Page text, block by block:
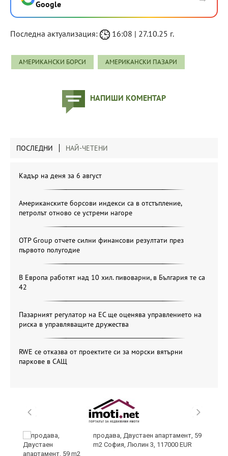
Google
Последна актуализация: 16:08 | 27.10.25 г.
АМЕРИКАНСКИ БОРСИ АМЕРИКАНСКИ ПАЗАРИ
НАПИШИ КОМЕНТАР
ПОСЛЕДНИ НАЙ-ЧЕТЕНИ
Кадър на деня за 6 август
Американските борсови индекси са в отстъпление,
петролът отново се устреми нагоре
OTP Group отчете силни финансови резултати през
първото полугодие
В Европа работят над 10 хил. пивоварни, в България те са
42
Пазарният регулатор на ЕС ще оценява управлението на
риска в управляващите дружества
RWE се отказва от проектите си за морски вятърни
паркове в САЩ
продава, Двустаен апартамент, 59
m2 София, Люлин 3, 117000 EUR